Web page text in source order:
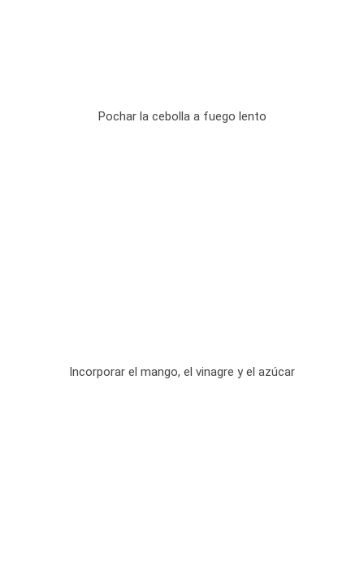
Pochar la cebolla a fuego lento
Incorporar el mango, el vinagre y el azúcar